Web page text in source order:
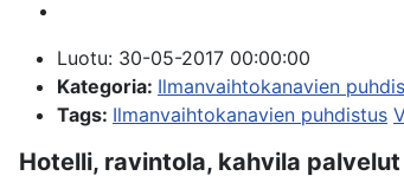
Luotu: 30-05-2017 00:00:00
Kategoria: Ilmanvaihtokanavien
Tags: Ilmanvaihtokanavien puhdistus
Hotelli, ravintola, kahvila palvelut